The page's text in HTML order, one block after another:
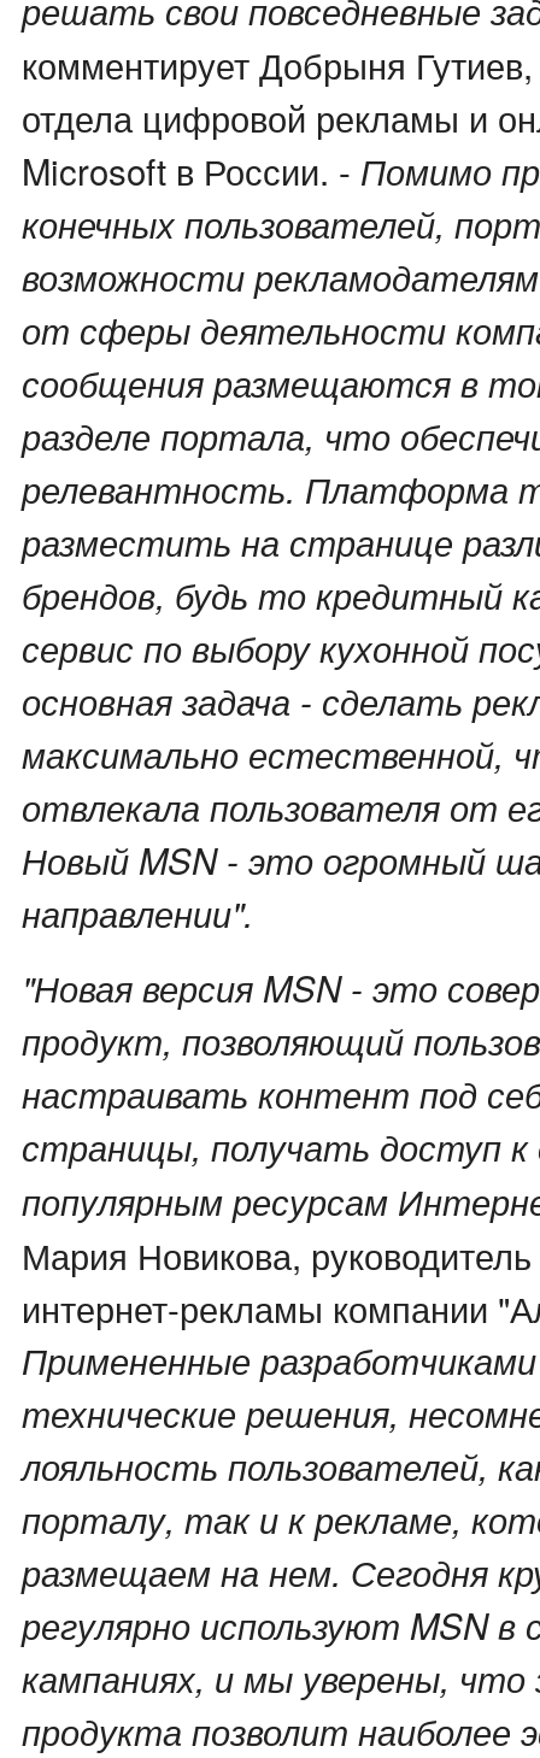
решать свои повседневные
комментирует Добрыня
отдела цифровой рекламы и
Microsoft в России. - Помимо
конечных пользователей,
возможности
от сферы деятельности
сообщения размещаются в
разделе портала, что
релевантность. Платформа
разместить на странице
брендов, будь то кредитный
сервис по выбору кухонной
основная задача - сделать
максимально естественной,
отвлекала пользователя от
Новый MSN - это огромный
направлении".
"Новая версия MSN - это
продукт, позволяющий
настраивать контент под
страницы, получать доступ
популярным ресурсам
Мария Новикова,
интернет-рекламы компании
Примененные
технические решения,
лояльность пользователей,
порталу, так и к рекламе,
размещаем на нем. Сегодня
регулярно используют MSN в
кампаниях, и мы уверены, что
продукта позволит наиболее